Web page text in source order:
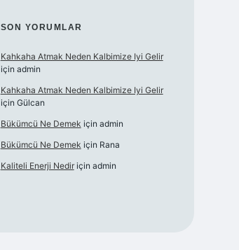
SON YORUMLAR
Kahkaha Atmak Neden Kalbimize Iyi Gelir
için admin
Kahkaha Atmak Neden Kalbimize Iyi Gelir
için Gülcan
Bükümcü Ne Demek için admin
Bükümcü Ne Demek için Rana
Kaliteli Enerji Nediriçin admin